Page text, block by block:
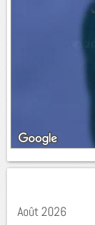
Août 2026